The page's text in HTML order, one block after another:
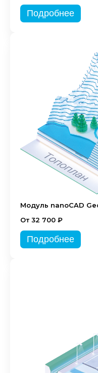
Подробнее
Модуль nanoCAD
От 32 700 ₽
Подробнее